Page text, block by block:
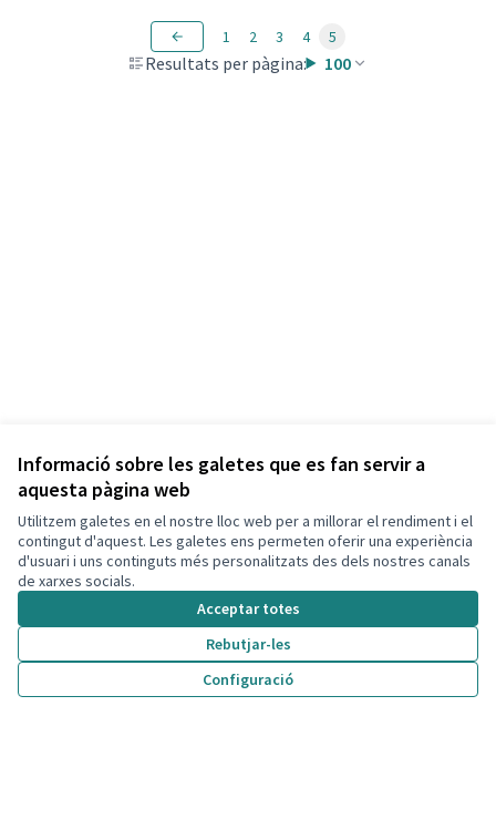
Informació sobre les galetes que es fan servir a
aquesta pàgina web
Utilitzem galetes en el nostre lloc web per a millorar el rendiment i el
contingut d'aquest. Les galetes ens permeten oferir una experiència
d'usuari i uns continguts més personalitzats des dels nostres canals
de xarxes socials.
Acceptar totes
Rebutjar-les
Configuració
Resultats per pàgina: 100
1 2 3 4 5
Termes i condicions d'ús
Configuració de les galetes